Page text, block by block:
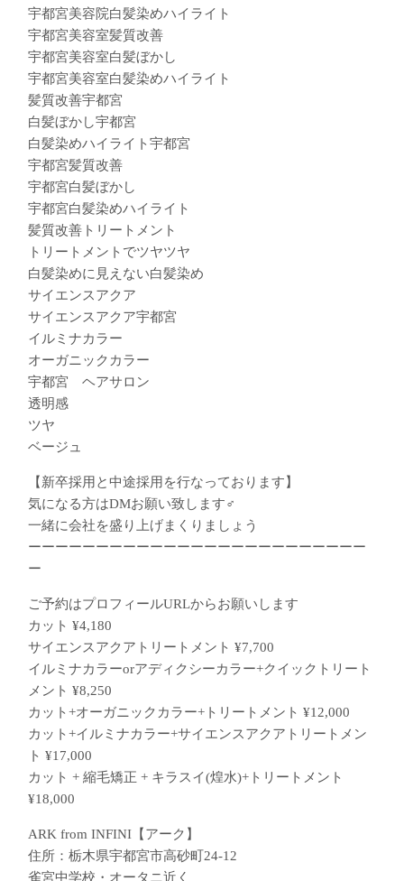
宇都宮美容院白髪染めハイライト
宇都宮美容室髪質改善
宇都宮美容室白髪ぼかし
宇都宮美容室白髪染めハイライト
髪質改善宇都宮
白髪ぼかし宇都宮
白髪染めハイライト宇都宮
宇都宮髪質改善
宇都宮白髪ぼかし
宇都宮白髪染めハイライト
髪質改善トリートメント
トリートメントでツヤツヤ
白髪染めに見えない白髪染め
サイエンスアクア
サイエンスアクア宇都宮
イルミナカラー
オーガニックカラー
宇都宮 ヘアサロン
透明感
ツヤ
ベージュ
【新卒採用と中途採用を行なっております】
気になる方はDMお願い致します‍♂️
一緒に会社を盛り上げまくりましょう
ーーーーーーーーーーーーーーーーーーーーーーーーー
ー
ご予約はプロフィールURLからお願いします
カット ¥4,180
サイエンスアクアトリートメント ¥7,700
イルミナカラーorアディクシーカラー+クイックトリート
メント ¥8,250
カット+オーガニックカラー+トリートメント ¥12,000
カット+イルミナカラー+サイエンスアクアトリートメン
ト ¥17,000
カット + 縮毛矯正 + キラスイ(煌水)+トリートメント
¥18,000
ARK from INFINI【アーク】
住所：栃木県宇都宮市高砂町24-12
雀宮中学校・オータニ近く